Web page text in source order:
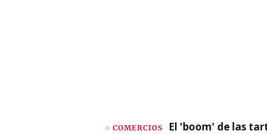
COMERCIOS El 'boom' de las